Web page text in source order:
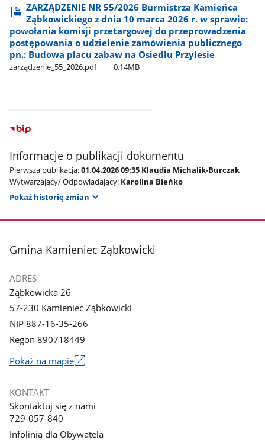
ZARZĄDZENIE NR 55/2026 Burmistrza Kamieńca
Ząbkowickiego z dnia 10 marca 2026 r. w sprawie:
powołania komisji przetargowej do przeprowadzenia
postępowania o udzielenie zamówienia publicznego
pn.: Budowa placu zabaw na Osiedlu Przylesie
zarządzenie​_55​_2026.pdf 0.14MB
Informacje o publikacji dokumentu
Pierwsza publikacja:01.04.2026 09:35 Klaudia Michalik-Burczak
Wytwarzający/ Odpowiadający: Karolina Bieńko
Pokaż historię zmian
stopka
Gmina Kamieniec Ząbkowicki
ADRES
Ząbkowicka 26
57-230 Kamieniec Ząbkowicki
NIP 887-16-35-266
Regon 890718449
Pokaż na mapieLink
nowym
KONTAKT
Skontaktuj się z nami
729-057-840
Infolinia dla Obywatela